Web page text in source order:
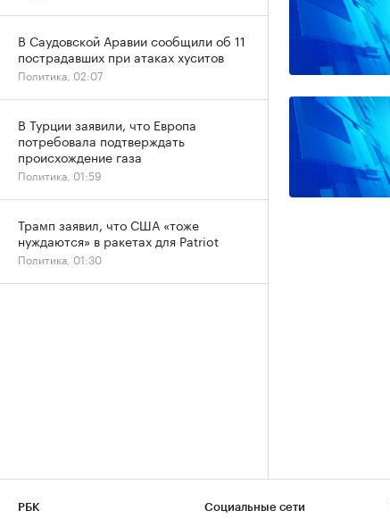
В Саудовской Аравии сообщили об 11
пострадавших при атаках хуситов
Политика, 02:07
В Турции заявили, что Европа
потребовала подтверждать
происхождение газа
Политика, 01:59
Трамп заявил, что США «тоже
нуждаются» в ракетах для Patriot
Политика, 01:30
РБК Социальные сети